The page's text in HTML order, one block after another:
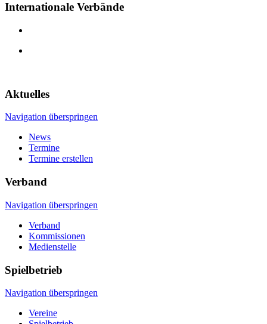
Internationale Verbände
Aktuelles
Navigation überspringen
News
Termine
Termine erstellen
Verband
Navigation überspringen
Verband
Kommissionen
Medienstelle
Spielbetrieb
Navigation überspringen
Vereine